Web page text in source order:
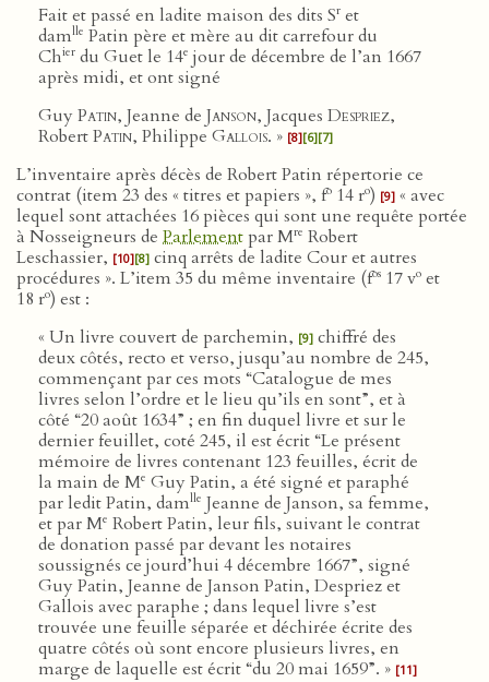
Fait et passé en ladite maison des dits Sr et
damlle Patin père et mère au dit carrefour du
Chier du Guet le 14e jour de décembre de l’an 1667
après midi, et ont signé
GuyPatin, Jeanne de Janson, Jacques Despriez,
RobertPatin, Philippe Gallois. » [8][6][7]
L’inventaire après décès de Robert Patin répertorie ce
contrat (item 23 des « titres et papiers », fo 14 ro) [9] « avec
lequel sont attachées 16 pièces qui sont une requête portée
à Nosseigneurs de Parlementpar Mre Robert
Leschassier, [10][8] cinq arrêts de ladite Cour et autres
procédures ». L’item 35 du même inventaire (fos 17 vo et
18 ro) est :
« Un livre couvert de parchemin, [9] chiffré des
deux côtés, recto et verso, jusqu’au nombre de 245,
commençant par ces mots “Catalogue de mes
livres selon l’ordre et le lieu qu’ils en sont”, et à
côté “20 août 1634” ; en fin duquel livre et sur le
dernier feuillet, coté 245, il est écrit “Le présent
mémoire de livres contenant 123 feuilles, écrit de
la main de Me Guy Patin, a été signé et paraphé
par ledit Patin, damlle Jeanne de Janson, sa femme,
et par Me Robert Patin, leur fils, suivant le contrat
de donation passé par devant les notaires
soussignés ce jourd’hui 4 décembre 1667”, signé
Guy Patin, Jeanne de Janson Patin, Despriez et
Gallois avec paraphe ; dans lequel livre s’est
trouvée une feuille séparée et déchirée écrite des
quatre côtés où sont encore plusieurs livres, en
marge de laquelle est écrit “du 20 mai 1659”. » [11]